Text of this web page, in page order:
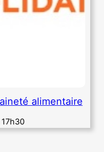
alimentaire